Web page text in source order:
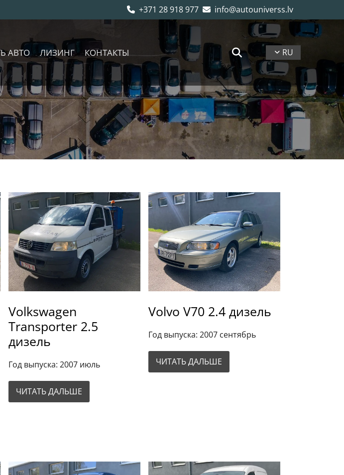
 +371 28 918 977  info@autouniverss.lv
АВТО ЛИЗИНГ КОНТАКТЫ RU
Volkswagen
Transporter 2.5
дизель
Год выпуска: 2007 июль
ЧИТАТЬ ДАЛЬШЕ
Volvo V70 2.4 дизель
Год выпуска: 2007 сентябрь
ЧИТАТЬ ДАЛЬШЕ